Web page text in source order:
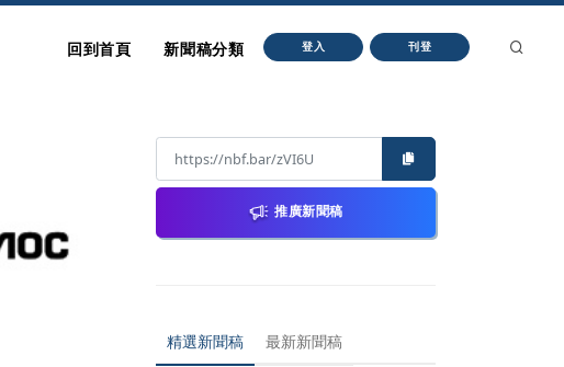
回到首頁 新聞稿分類 登入 刊登
推廣新聞稿
精選新聞稿 最新新聞稿